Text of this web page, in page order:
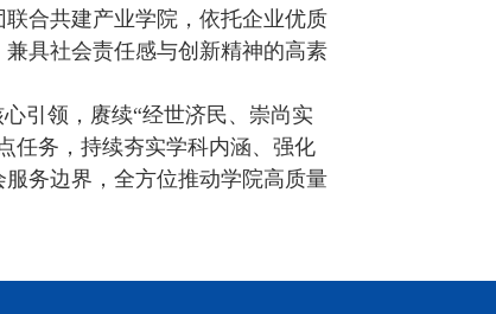
合共建产业学院，依托企业优质
具社会责任感与创新精神的高素
引领，赓续“经世济民、崇尚实
任务，持续夯实学科内涵、强化
务边界，全方位推动学院高质量